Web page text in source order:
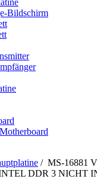
Bildschirm
/ MS-16881
DDR 3 NICHT